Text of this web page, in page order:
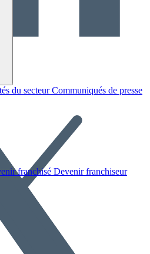
du secteur Communiqués de presse
franchisé Devenir franchiseur